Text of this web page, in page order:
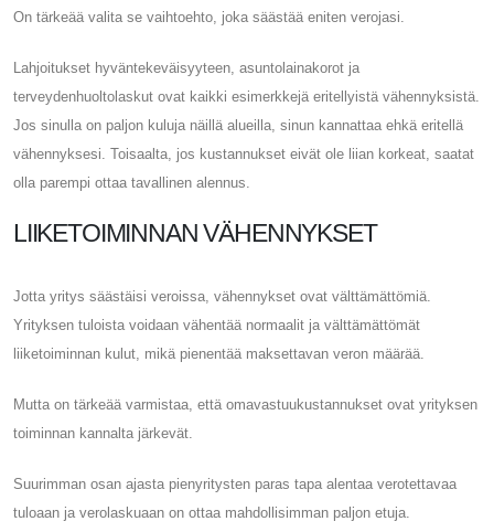
On tärkeää valita se vaihtoehto, joka säästää eniten verojasi.
Lahjoitukset hyväntekeväisyyteen, asuntolainakorot ja
terveydenhuoltolaskut ovat kaikki esimerkkejä eritellyistä vähennyksistä.
Jos sinulla on paljon kuluja näillä alueilla, sinun kannattaa ehkä eritellä
vähennyksesi. Toisaalta, jos kustannukset eivät ole liian korkeat, saatat
olla parempi ottaa tavallinen alennus.
LIIKETOIMINNAN VÄHENNYKSET
Jotta yritys säästäisi veroissa, vähennykset ovat välttämättömiä.
Yrityksen tuloista voidaan vähentää normaalit ja välttämättömät
liiketoiminnan kulut, mikä pienentää maksettavan veron määrää.
Mutta on tärkeää varmistaa, että omavastuukustannukset ovat yrityksen
toiminnan kannalta järkevät.
Suurimman osan ajasta pienyritysten paras tapa alentaa verotettavaa
tuloaan ja verolaskuaan on ottaa mahdollisimman paljon etuja.